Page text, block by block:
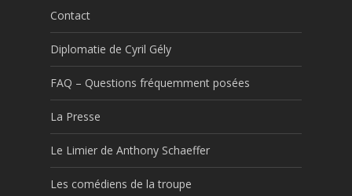
Contact
Diplomatie de Cyril Gély
FAQ – Questions fréquemment posées
La Presse
Le Limier de Anthony Schaeffer
Les comédiens de la troupe